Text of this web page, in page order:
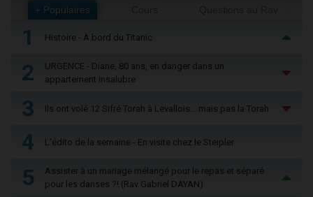
+ Populaires
1 Histoire - À bord du Titanic
2
URGENCE - Diane, 80 ans, en danger dans un
appartement insalubre
3 Ils ont volé 12 Sifré Torah à Levallois… mais pas la Torah
4 L'édito de la semaine - En visite chez le Steipler
5
Assister à un mariage mélangé pour le repas et séparé
pour les danses ?! (Rav Gabriel DAYAN)